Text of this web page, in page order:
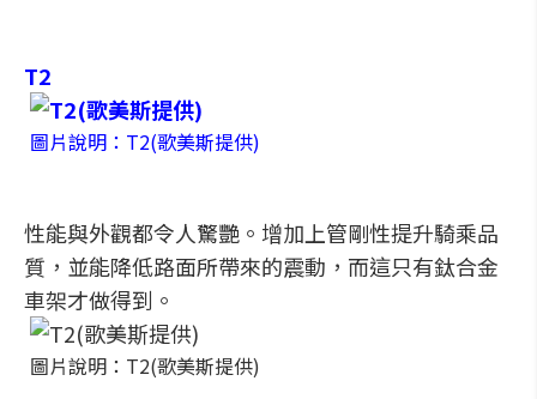
T2
圖片說明：T2(歌美斯提供)
性能與外觀都令人驚艷。增加上管剛性提升騎乘品
質，並能降低路面所帶來的震動，而這只有鈦合金
車架才做得到。
圖片說明：T2(歌美斯提供)